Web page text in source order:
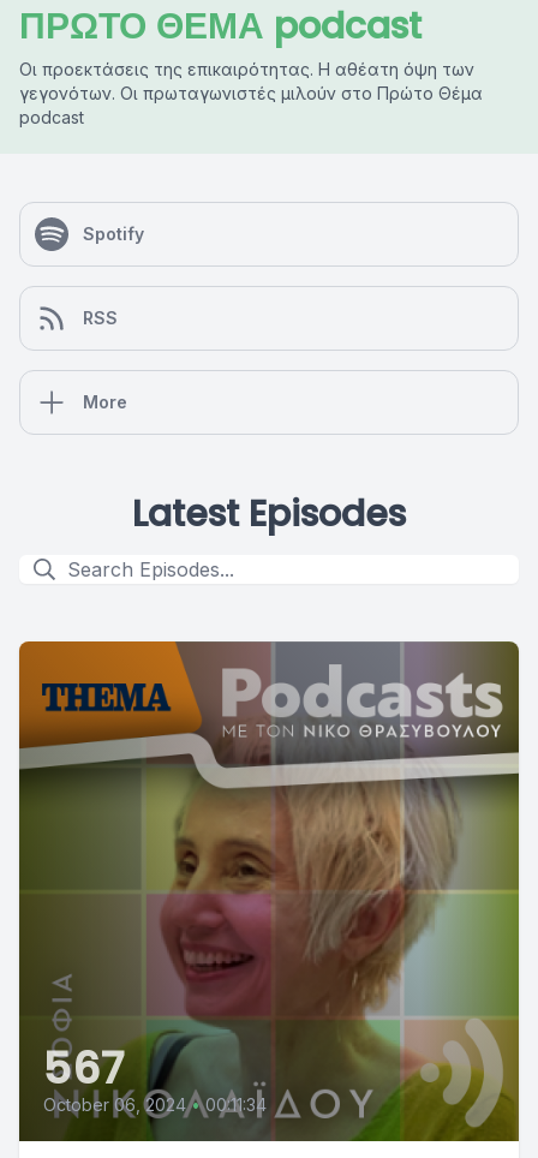
ΠΡΩΤΟ ΘΕΜΑ podcast
Οι προεκτάσεις της επικαιρότητας. Η αθέατη όψη των
γεγονότων. Οι πρωταγωνιστές μιλούν στο Πρώτο Θέμα
podcast
Spotify
RSS
More
Latest Episodes
567
October 06, 2024 • 00:11:34